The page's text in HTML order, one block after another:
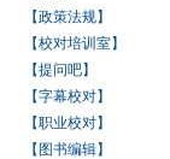
【政策法规】
【校对培训室】
【提问吧】
【字幕校对】
【职业校对】
【图书编辑】